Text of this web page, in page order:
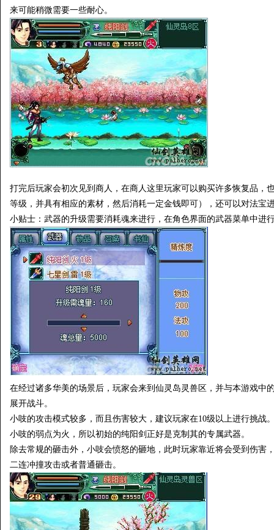
来可能稍微需要一些耐心。
打完后玩家会初次见到商人，在商人这里玩家可以购买许多恢复品，
等级，并具有相应的素材，然后消耗一定金钱即可），还可以对法宝
小贴士：武器的升级需要消耗魂来进行，在角色界面的武器菜单中进
在经过诸多华美的场景后，玩家会来到仙灵岛灵兽区，并与本游戏
展开战斗。
小吱的攻击模式较多，而且伤害较大，建议玩家在10级以上进行挑战
小吱的弱点为火，所以初始的纯阳剑正好是克制其的专属武器。
除去常规的砸击外，小吱会愤怒的砸地，此时玩家靠近将会受到伤害
二连冲撞攻击或者普通砸击。